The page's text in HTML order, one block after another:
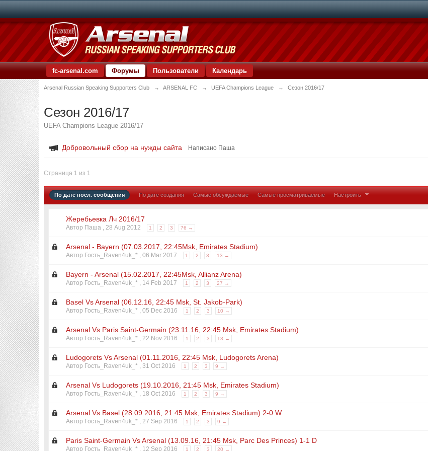
fc-arsenal.com Форумы Пользователи Календарь
Arsenal Russian Speaking Supporters Club → ARSENAL FC → UEFA Champions League → Сезон 2016/17
Сезон 2016/17
UEFA Champions League 2016/17
Добровольный сбор на нужды сайта Написано Паша
Страница 1 из 1
По дате посл. сообщения По дате создания Самые обсуждаемые Самые просматриваемые Настроить
Жеребьевка Лч 2016/17
Автор Паша ,28 Aug 2012 1 2 3 76 →
Arsenal - Bayern (07.03.2017, 22:45Msk, Emirates Stadium)
Автор Гость_Raven4uk_* ,06 Mar 2017 1 2 3 13 →
Bayern - Arsenal (15.02.2017, 22:45Msk, Allianz Arena)
Автор Гость_Raven4uk_* , 14 Feb 2017 1 2 3 27 →
Basel Vs Arsenal (06.12.16, 22:45 Msk, St. Jakob-Park)
Автор Гость_Raven4uk_* ,05 Dec 2016 1 2 3 10 →
Arsenal Vs Paris Saint-Germain (23.11.16, 22:45 Msk, Emirates Stadium)
Автор Гость_Raven4uk_* ,22 Nov 2016 1 2 3 13 →
Ludogorets Vs Arsenal (01.11.2016, 22:45 Msk, Ludogorets Arena)
Автор Гость_Raven4uk_* ,31 Oct 2016 1 2 3 9 →
Arsenal Vs Ludogorets (19.10.2016, 21:45 Msk, Emirates Stadium)
Автор Гость_Raven4uk_* , 18 Oct 2016 1 2 3 9 →
Arsenal Vs Basel (28.09.2016, 21:45 Msk, Emirates Stadium) 2-0 W
Автор Гость_Raven4uk_* ,27 Sep 2016 1 2 3 9 →
Paris Saint-Germain Vs Arsenal (13.09.16, 21:45 Msk, Parc Des Princes) 1-1 D
Автор Гость_Raven4uk_* , 12 Sep 2016 1 2 3 20 →